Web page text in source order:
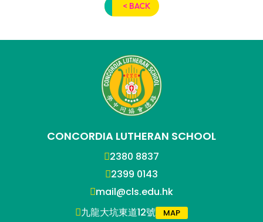
< BACK
CONCORDIA LUTHERAN SCHOOL
2380 8837
2399 0143
mail@cls.edu.hk
九龍大坑東道12號
MAP